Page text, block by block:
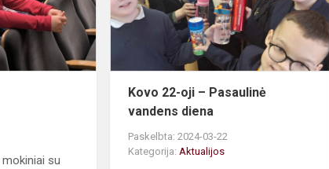
su
Kovo 22-oji – Pasaulinė
vandens diena
Paskelbta: 2024-03-22
Kategorija:Aktualijos